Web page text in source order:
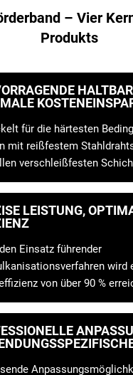
– Vier
Produkts
für die härtesten
mit reißfestem
verschleißfesten
erheblich
pro Tonne gefördertem
werden.
LEISTUNG,
Einsatz führender
wird
von über 90 %
stabilen
und die Produktivität